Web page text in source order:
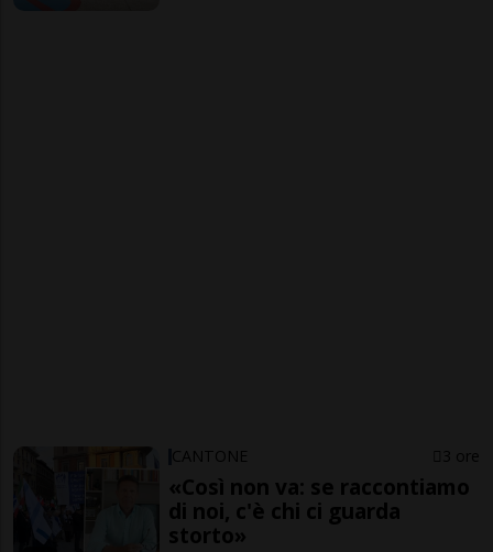
CANTONE 3 ore
«Così non va: se raccontiamo
di noi, c'è chi ci guarda
storto»